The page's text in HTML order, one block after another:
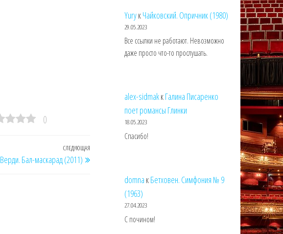
0
Следующая
запись
СЛЕДУЮЩАЯ
Верди. Бал-маскарад (2011)
YuryкЧайковский. Опричник (1980)
29.05.2023
Все ссылки не работают. Невозможно
даже просто что-то прослушать.
alex-sidmakкГалина Писаренко
поет романсы Глинки
18.05.2023
Спасибо!
domna кБетховен. Симфония № 9
(1963)
27.04.2023
С почином!